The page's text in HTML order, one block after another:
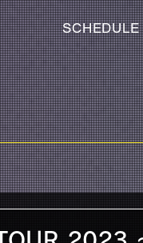
SCHEDULE